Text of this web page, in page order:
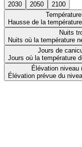
2030 2050
2100
Hausse de la
Nuits
Nuits où la température
Jours de
Jours où la température
Élévation niveau
Élévation prévue du